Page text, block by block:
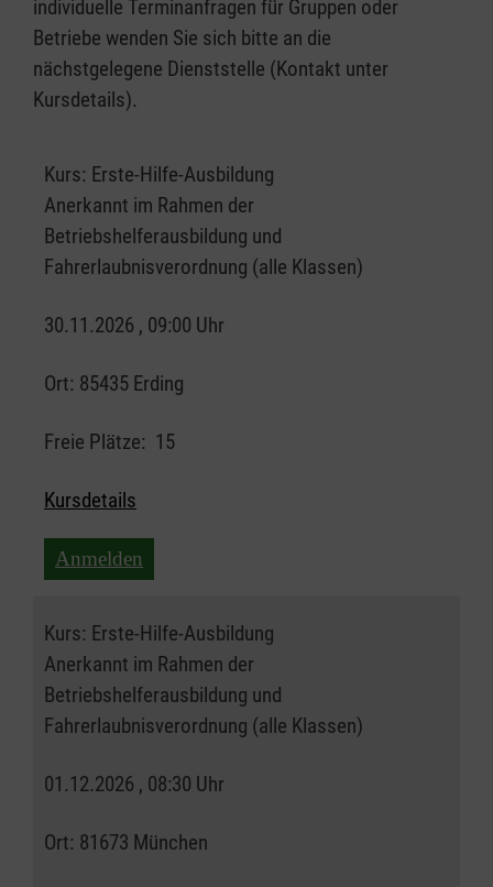
individuelle Terminanfragen für Gruppen oder
Betriebe wenden Sie sich bitte an die
nächstgelegene Dienststelle (Kontakt unter
Kursdetails).
Kurs: Erste-Hilfe-Ausbildung
Anerkannt im Rahmen der
Betriebshelferausbildung und
Fahrerlaubnisverordnung (alle Klassen)
30.11.2026 , 09:00 Uhr
Ort: 85435 Erding
Freie Plätze: 15
Kursdetails
Anmelden
Kurs: Erste-Hilfe-Ausbildung
Anerkannt im Rahmen der
Betriebshelferausbildung und
Fahrerlaubnisverordnung (alle Klassen)
01.12.2026 , 08:30 Uhr
Ort: 81673 München